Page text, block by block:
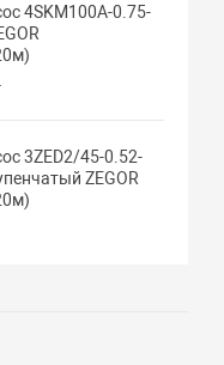
4SKM100A-0.75-
3ZED2/45-0.52-
ZEGOR